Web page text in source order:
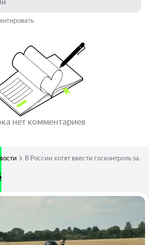
нет комментариев
В России хотят ввести госконтроль за